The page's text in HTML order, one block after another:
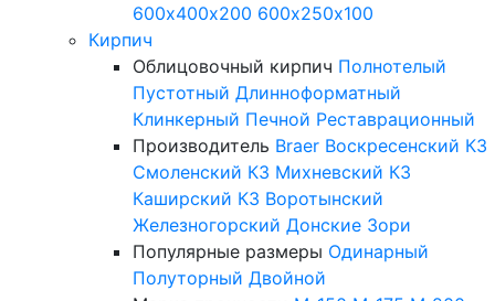
600х400х200 600х250х100
Кирпич
Облицовочный кирпич Полнотелый
Пустотный Длинноформатный
Клинкерный Печной Реставрационный
Производитель Braer Воскресенский КЗ
Смоленский КЗ Михневский КЗ
Каширский КЗ Воротынский
Железногорский Донские Зори
Популярные размеры Одинарный
Полуторный Двойной